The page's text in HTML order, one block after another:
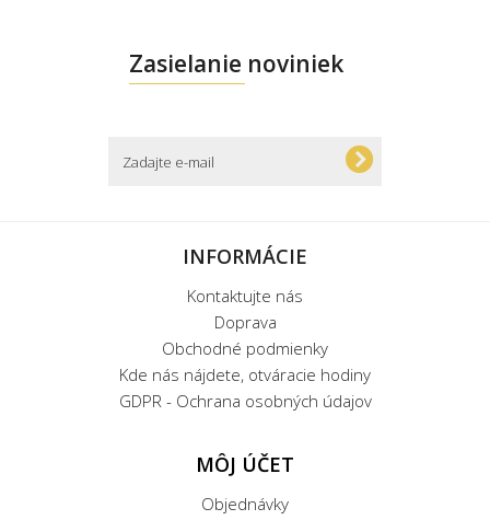
Zasielanie noviniek
INFORMÁCIE
Kontaktujte nás
Doprava
Obchodné podmienky
Kde nás nájdete, otváracie hodiny
GDPR - Ochrana osobných údajov
MÔJ ÚČET
Objednávky